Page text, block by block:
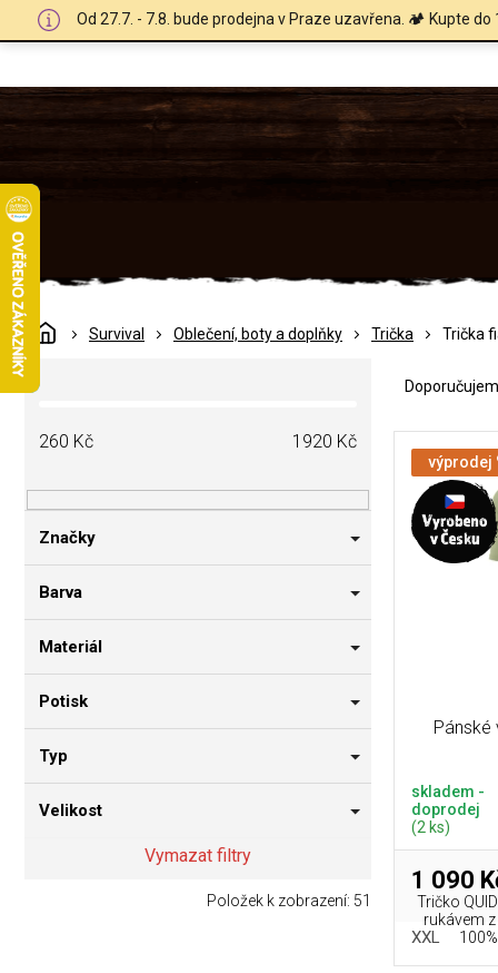
Od 27.7. - 7.8. bude prodejna v Praze uzavřena. 🏕️ Kupte
DomůSurvival Oblečení, boty a doplňky Trička Trička
P
o
a
n
í
a
260 Kč 1920 Kč
Značky
Barva
Materiál
Potisk
Typ
Velikost
Vymazat filtry
Položek k zobrazení: 51
e
výprodej
Pánské
skladem -
doprodej
(2 ks)
1 090
Tričko
rukávem z
XXL